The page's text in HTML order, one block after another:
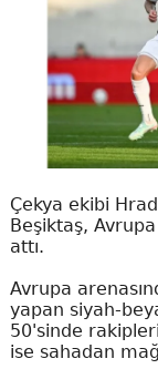
Çekya ekibi
Beşiktaş,
attı.
Avrupa
yapan siyah-
50'sinde
ise sahadan